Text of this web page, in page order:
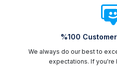
taze tutmak içindir.
güzel ilçelerinden biri olan
Dünyanın dört bir
aldığı Fethiye’de
%100
We always do our best to
expectations. If you're